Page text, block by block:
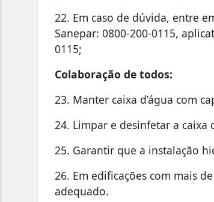
22. Em caso de dúvida, entre
Sanepar: 0800-200-0115,
0115;
Colaboração de todos:
23. Manter caixa d’água com
24. Limpar e desinfetar a caixa
25. Garantir que a instalação
26. Em edificações com mais
adequado.